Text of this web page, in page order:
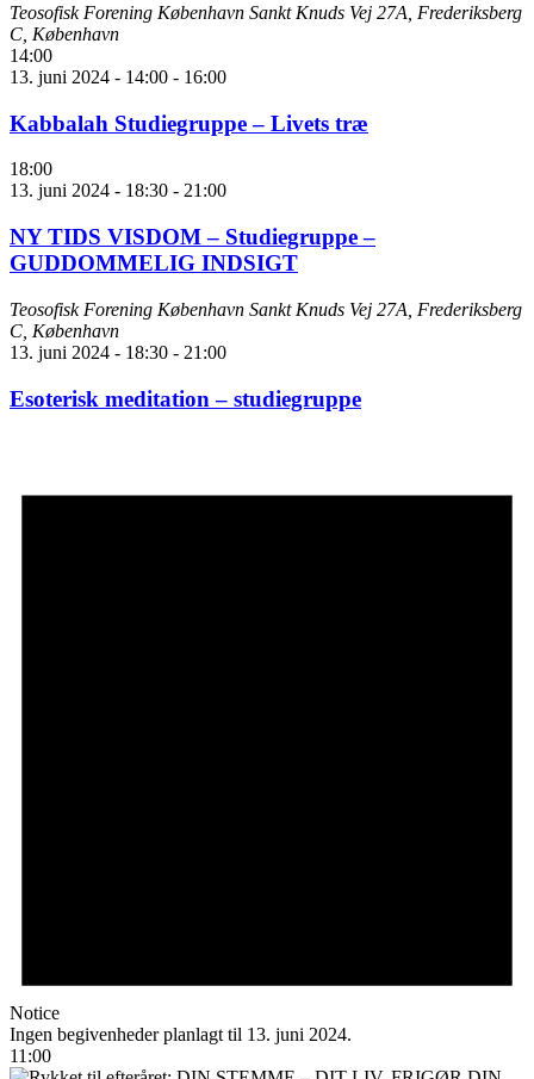
Teosofisk Forening København Sankt Knuds Vej 27A, Frederiksberg
C, København
14:00
13. juni 2024 - 14:00 - 16:00
Kabbalah Studiegruppe – Livets træ
18:00
13. juni 2024 - 18:30 - 21:00
NY TIDS VISDOM – Studiegruppe –
GUDDOMMELIG INDSIGT
Teosofisk Forening København Sankt Knuds Vej 27A, Frederiksberg
C, København
13. juni 2024 - 18:30 - 21:00
Esoterisk meditation – studiegruppe
Notice
Ingen begivenheder planlagt til 13. juni 2024.
11:00